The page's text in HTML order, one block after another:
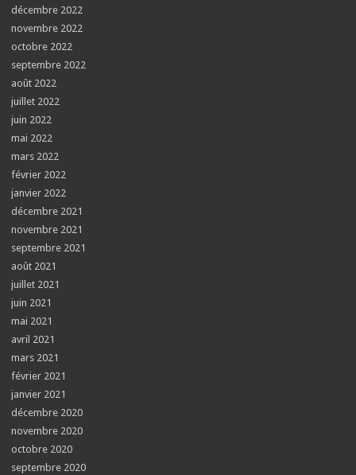
décembre 2022
novembre 2022
octobre 2022
septembre 2022
août 2022
juillet 2022
juin 2022
mai 2022
mars 2022
février 2022
janvier 2022
décembre 2021
novembre 2021
septembre 2021
août 2021
juillet 2021
juin 2021
mai 2021
avril 2021
mars 2021
février 2021
janvier 2021
décembre 2020
novembre 2020
octobre 2020
septembre 2020